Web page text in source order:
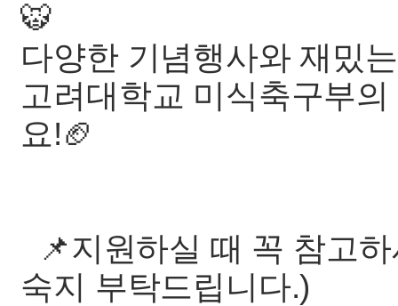
🐯
다양한 기념행사와 재밌
고려대학교 미식축구부
요!🏈
📌지원하실 때 꼭 참고
숙지 부탁드립니다.)